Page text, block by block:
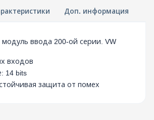
Доп. информация
ввода 200-ой серии. VW
входов
14 bits
защита от помех